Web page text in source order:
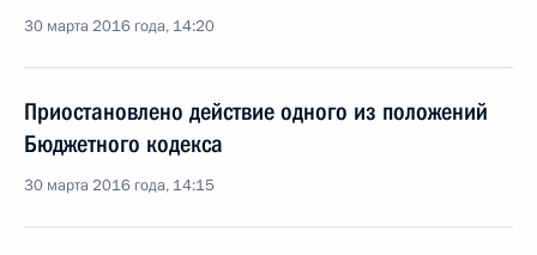
30 марта 2016 года, 14:20
Приостановлено действие одного из положений
Бюджетного кодекса
30 марта 2016 года, 14:15